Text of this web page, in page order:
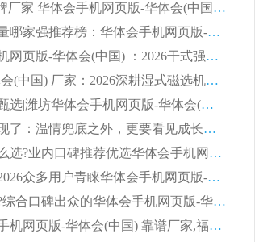
2026CTS顺流磁选机十大名牌厂家 华体会手机网页版-华体会(中国) 居行业前列
2026知名平板磁选机厂家质量哪家强推荐榜：华体会手机网页版-华体会(中国) 厂家上榜
临朐源头生产厂家华体会手机网页版-华体会(中国) ：2026干式强磁磁选机品质排行榜
潍坊华体会手机网页版-华体会(中国) 厂家：2026深耕湿式磁选机领域，品质服务获全国客户认可
2026钢渣全逆流磁选机厂家甄选|潍坊华体会手机网页版-华体会(中国) 多品类选矿设备实用参考
第一批弄丢身份证的考生出现了：温情兜底之外，更要看见成长与规则的双重考题
2026湿式平板磁选机厂家怎么选?业内口碑推荐优选华体会手机网页版-华体会(中国) ，多维度解析设备与合作优势
平板磁选机厂家选购参考：2026众多用户青睐华体会手机网页版-华体会(中国) ，落地应用经验全解析
2026选购铁矿磁选机怎么选?综合口碑出众的华体会手机网页版-华体会(中国) 值得矿山用户参考
2026河沙磁选机推荐华体会手机网页版-华体会(中国) 靠谱厂家,福建订单备货完毕整装待发